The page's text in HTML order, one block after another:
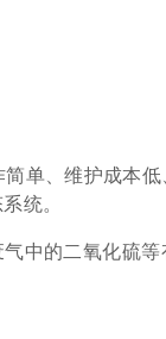
单、维护成本低
统。
中的二氧化硫